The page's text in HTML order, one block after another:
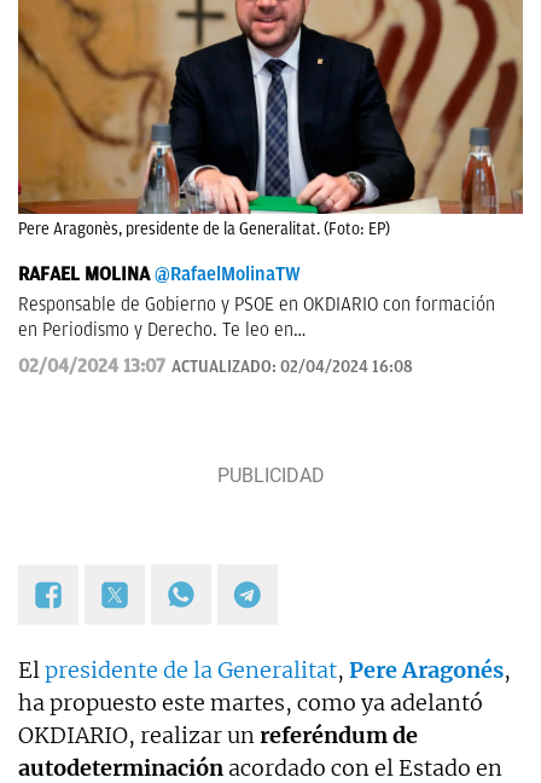
Pere Aragonès, presidente de la Generalitat. (Foto: EP)
RAFAEL MOLINA @RafaelMolinaTW
Responsable de Gobierno y PSOE en OKDIARIO con formación
en Periodismo y Derecho. Te leo en
rafael.molina@okdiario.com
02/04/2024 13:07 ACTUALIZADO: 02/04/2024 16:08
Elpresidente de la Generalitat, Pere Aragonés,
ha propuesto este martes, como ya adelantó
OKDIARIO, realizar unreferéndum de
autodeterminación acordado con el Estado en